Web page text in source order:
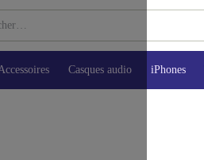
Casques audio iPhones